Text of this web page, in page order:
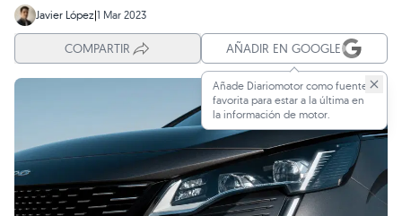
Javier López|1 Mar 2023
COMPARTIR AÑADIR EN GOOGLE
Añade Diariomotor como fuente
favorita para estar a la última en
la información de motor.